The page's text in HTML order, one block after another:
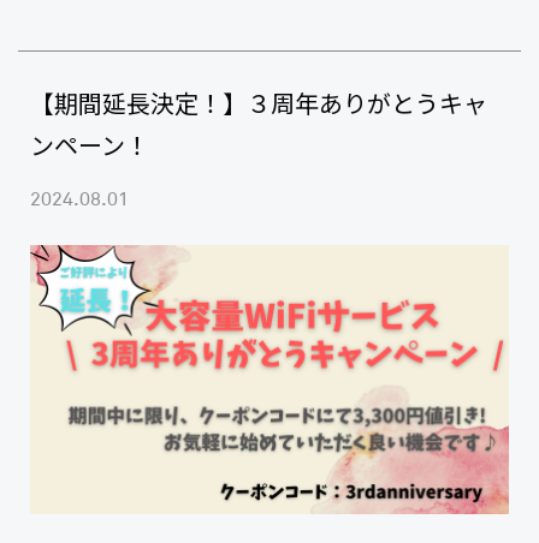
【期間延長決定！】３周年ありがとうキャ
ンペーン！
2024.08.01